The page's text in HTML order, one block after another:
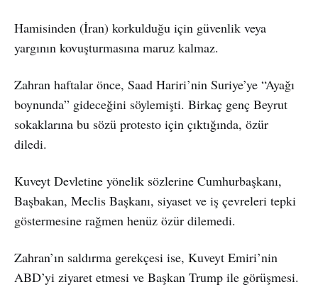
Hamisinden (İran) korkulduğu için güvenlik veya
yargının kovuşturmasına maruz kalmaz.
Zahran haftalar önce, Saad Hariri’nin Suriye’ye “Ayağı
boynunda” gideceğini söylemişti. Birkaç genç Beyrut
sokaklarına bu sözü protesto için çıktığında, özür
diledi.
Kuveyt Devletine yönelik sözlerine Cumhurbaşkanı,
Başbakan, Meclis Başkanı, siyaset ve iş çevreleri tepki
göstermesine rağmen henüz özür dilemedi.
Zahran’ın saldırma gerekçesi ise, Kuveyt Emiri’nin
ABD’yi ziyaret etmesi ve Başkan Trump ile görüşmesi.